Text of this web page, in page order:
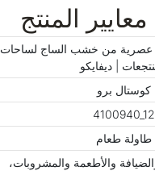
معايير المنتج
عصرية من خشب الساج لساحات
| ديفايكو
كوستال برو
4100940_12
طاولة طعام
والأطعمة والمشروبات،